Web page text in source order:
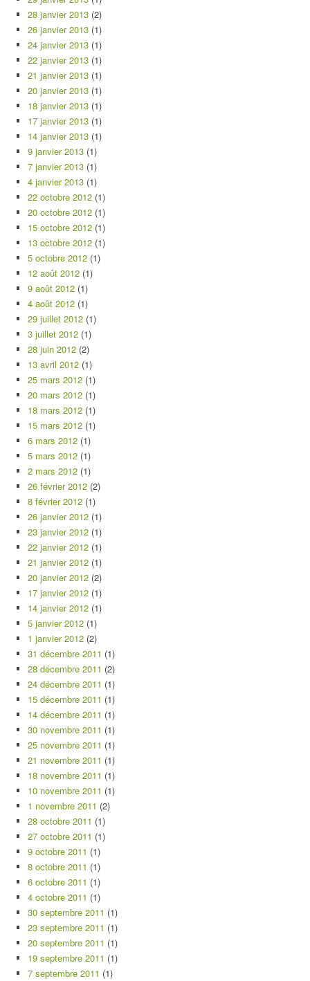
28 janvier 2013 (2)
26 janvier 2013 (1)
24 janvier 2013 (1)
22 janvier 2013 (1)
21 janvier 2013 (1)
20 janvier 2013 (1)
18 janvier 2013 (1)
17 janvier 2013 (1)
14 janvier 2013 (1)
9 janvier 2013 (1)
7 janvier 2013 (1)
4 janvier 2013 (1)
22 octobre 2012 (1)
20 octobre 2012 (1)
15 octobre 2012 (1)
13 octobre 2012 (1)
5 octobre 2012 (1)
12 août 2012 (1)
9 août 2012 (1)
4 août 2012 (1)
29 juillet 2012 (1)
3 juillet 2012 (1)
28 juin 2012 (2)
13 avril 2012 (1)
25 mars 2012 (1)
20 mars 2012 (1)
18 mars 2012 (1)
15 mars 2012 (1)
6 mars 2012 (1)
5 mars 2012 (1)
2 mars 2012 (1)
26 février 2012 (2)
8 février 2012 (1)
26 janvier 2012 (1)
23 janvier 2012 (1)
22 janvier 2012 (1)
21 janvier 2012 (1)
20 janvier 2012 (2)
17 janvier 2012 (1)
14 janvier 2012 (1)
5 janvier 2012 (1)
1 janvier 2012 (2)
31 décembre 2011 (1)
28 décembre 2011 (2)
24 décembre 2011 (1)
15 décembre 2011 (1)
14 décembre 2011 (1)
30 novembre 2011 (1)
25 novembre 2011 (1)
21 novembre 2011 (1)
18 novembre 2011 (1)
10 novembre 2011 (1)
1 novembre 2011 (2)
28 octobre 2011 (1)
27 octobre 2011 (1)
9 octobre 2011 (1)
8 octobre 2011 (1)
6 octobre 2011 (1)
4 octobre 2011 (1)
30 septembre 2011 (1)
23 septembre 2011 (1)
20 septembre 2011 (1)
19 septembre 2011 (1)
7 septembre 2011 (1)